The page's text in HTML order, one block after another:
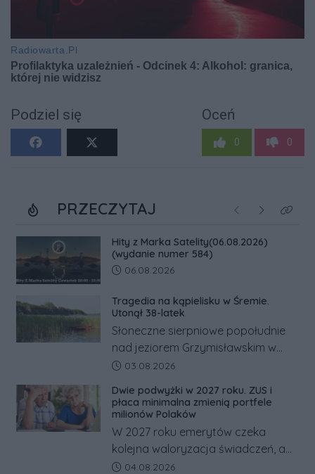
Podziel się Oceń
0 0
PRZECZYTAJ Poprzednie
NastępneKliknij
Hity z Marka Satelity(06.08.2026)
(wydanie numer 584)
Data dodania artykułu:
06.08.2026
Tragedia na kąpielisku w Śremie.
Utonął 38-latek
Słoneczne sierpniowe popołudnie
nad jeziorem Grzymisławskim w
powiecie śremskim zakończyło się
odwrócić nawet natychmiastowe
działania służb ratunkowych.
Data dodania artykułu:
03.08.2026
Dwie podwyżki w 2027 roku. ZUS i
płaca minimalna zmienią portfele
milionów Polaków
W 2027 roku emerytów czeka
kolejna waloryzacja świadczeń, a
pracowników podwyżka płacy
Data dodania artykułu:
04.08.2026